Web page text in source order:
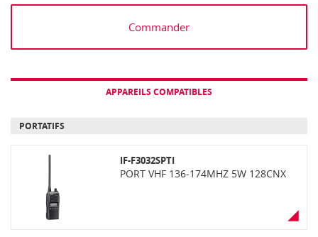
Commander
APPAREILS COMPATIBLES
PORTATIFS
IF-F3032SPTI
PORT VHF 136-174MHZ 5W 128CNX